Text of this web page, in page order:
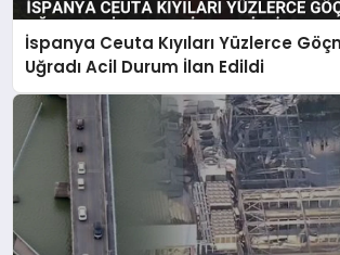
İspanya Ceuta Kıyıları Yüzlerce
Uğradı Acil Durum İlan Edildi